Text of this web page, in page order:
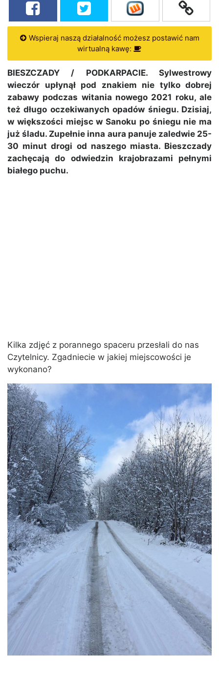
Wspieraj naszą działalność możesz postawić nam
wirtualną kawę:
BIESZCZADY / PODKARPACIE. Sylwestrowy
wieczór upłynął pod znakiem nie tylko dobrej
zabawy podczas witania nowego 2021 roku, ale
też długo oczekiwanych opadów śniegu. Dzisiaj,
w większości miejsc w Sanoku po śniegu nie ma
już śladu. Zupełnie inna aura panuje zaledwie 25-
30 minut drogi od naszego miasta. Bieszczady
zachęcają do odwiedzin krajobrazami pełnymi
białego puchu.
Kilka zdjęć z porannego spaceru przesłali do nas
Czytelnicy. Zgadniecie w jakiej miejscowości je
wykonano?